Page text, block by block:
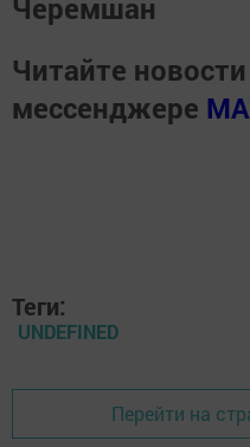
Черемшан
Читайте
мессенджере
Теги:
UNDEFINED
Перейти на